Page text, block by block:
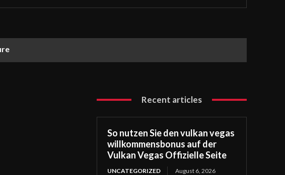
Recent articles
So nutzen Sie den vulkan vegas
willkommensbonus auf der
Vulkan Vegas Offizielle Seite
UNCATEGORIZED August 6, 2026